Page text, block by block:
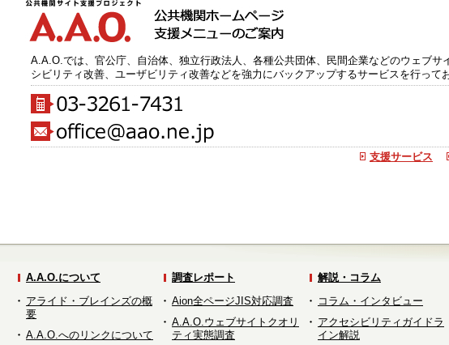
A.A.O.では、官公庁、自治体、独立行政法人、各種公共団体、民間企業などのウェブサ
シビリティ改善、ユーザビリティ改善などを強力にバックアップするサービスを行って
支援サービス
A.A.O.について
アライド・ブレインズの概
要
A.A.O.へのリンクについて
調査レポート
Aion全ページJIS対応調査
A.A.O.ウェブサイトクオリ
ティ実態調査
解説・コラム
コラム・インタビュー
アクセシビリティガイドラ
イン解説